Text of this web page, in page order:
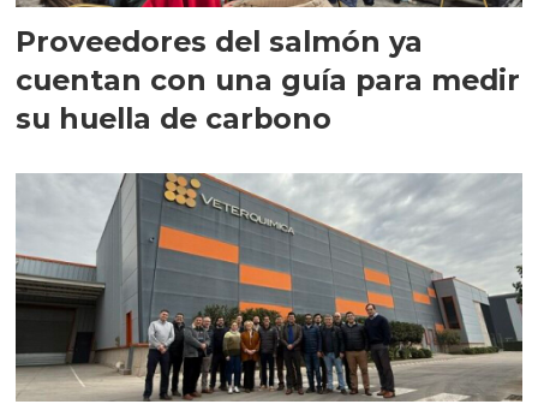
Proveedores del salmón ya
cuentan con una guía para medir
su huella de carbono